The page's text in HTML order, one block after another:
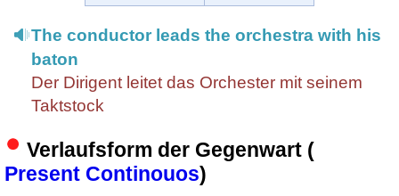
The conductor leads the orchestra with his
baton
Der Dirigent leitet das Orchester mit seinem
Taktstock
Verlaufsform der Gegenwart (
Present Continouos)